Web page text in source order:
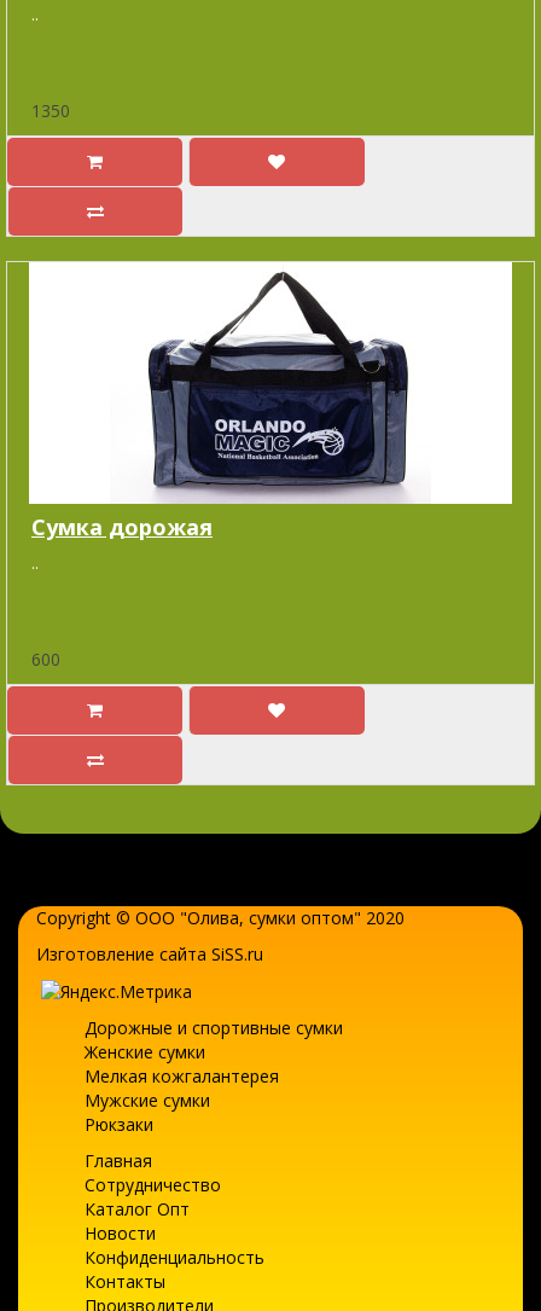
..
1350
Cумка дорожая
..
600
Copyright © ООО "Олива, сумки оптом" 2020
Изготовление сайта SiSS.ru
Дорожные и спортивные сумки
Женские сумки
Мелкая кожгалантерея
Мужские сумки
Рюкзаки
Главная
Сотрудничество
Каталог Опт
Новости
Конфиденциальность
Контакты
Производители